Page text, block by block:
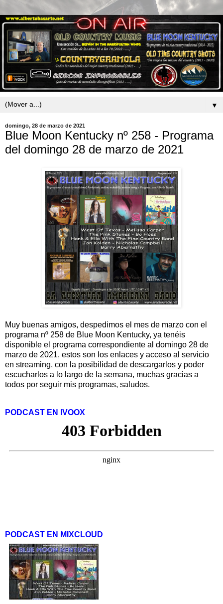
▼
domingo, 28 de marzo de 2021
Blue Moon Kentucky nº 258 - Programa
del domingo 28 de marzo de 2021
Muy buenas amigos, despedimos el mes de marzo con el
programa nº 258 de Blue Moon Kentucky, ya tenéis
disponible el programa correspondiente al domingo 28 de
marzo de 2021, estos son los enlaces y acceso al servicio
en streaming, con la posibilidad de descargarlos y poder
escucharlos a lo largo de la semana, muchas gracias a
todos por seguir mis programas, saludos.
PODCAST EN IVOOX
PODCAST EN MIXCLOUD